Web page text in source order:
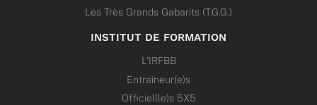
Les Très Grands Gabarits (T.G.G.)
INSTITUT DE FORMATION
L’IRFBB
Entraîneur(e)s
Officiel(le)s 5X5